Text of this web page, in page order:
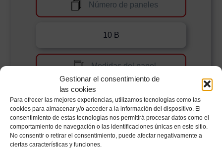
Gestionar el consentimiento de
las cookies
Para ofrecer las mejores experiencias, utilizamos tecnologías como las
cookies para almacenar y/o acceder a la información del dispositivo. El
consentimiento de estas tecnologías nos permitirá procesar datos como el
comportamiento de navegación o las identificaciones únicas en este sitio.
No consentir o retirar el consentimiento, puede afectar negativamente a
ciertas características y funciones.
Número de paneles
10 B
Medidas del panel
1200x1200mm
Medidas del expositor